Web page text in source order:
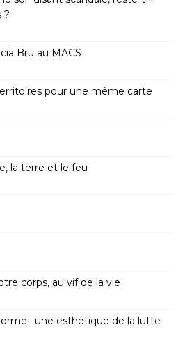
?
Bru au MACS
pour une même carte
la terre et le feu
corps, au vif de la vie
: une esthétique de la lutte